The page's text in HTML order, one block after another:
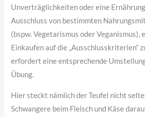
Unverträglichkeiten oder eine
Ausschluss von bestimmten
(bspw. Vegetarismus oder Veganismus),
Einkaufen auf die „Ausschlusskriterien“
erfordert eine entsprechende
Übung.
Hier steckt nämlich der Teufel nicht
Schwangere beim Fleisch und Käse